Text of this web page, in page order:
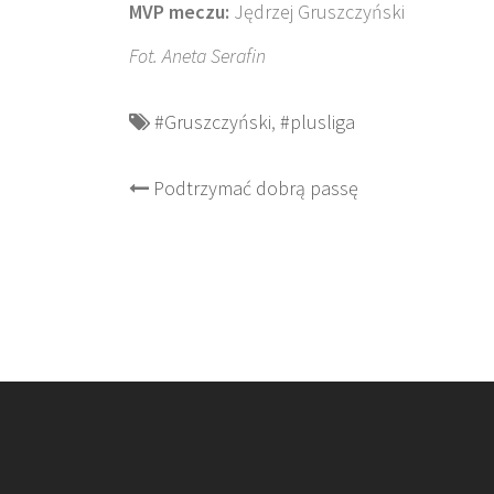
MVP meczu: Jędrzej Gruszczyński
Fot. Aneta Serafin
#Gruszczyński, #plusliga
Post
Podtrzymać dobrą passę